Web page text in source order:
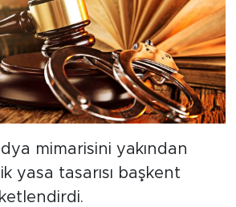
mimarisini yakından
yasa tasarısı başkent